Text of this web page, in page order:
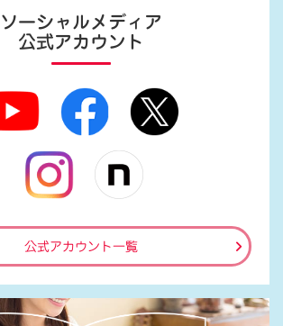
ソーシャルメディア
公式アカウント
公式アカウント一覧